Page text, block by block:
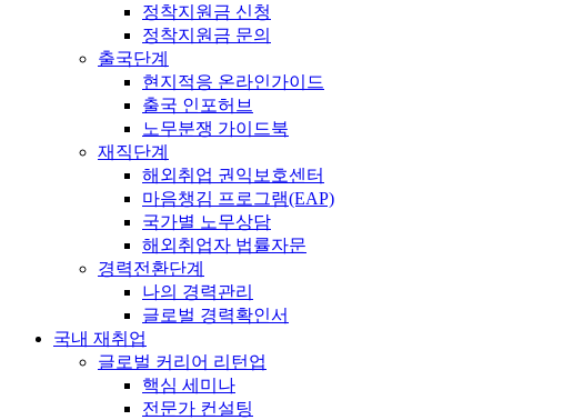
정착지원금 신청
정착지원금 문의
출국단계
현지적응 온라인가이드
출국 인포허브
노무분쟁 가이드북
재직단계
해외취업 권익보호센터
마음챙김 프로그램(EAP)
국가별 노무상담
해외취업자 법률자문
경력전환단계
나의 경력관리
글로벌 경력확인서
국내 재취업
글로벌 커리어 리턴업
핵심 세미나
전문가 컨설팅